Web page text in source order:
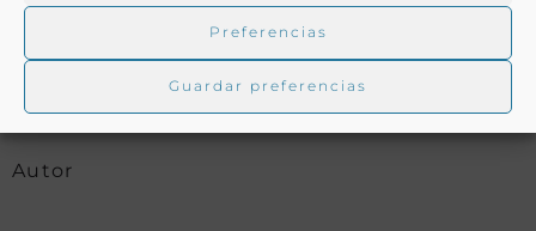
Preferencias
Guardar preferencias
Buscar
Autor